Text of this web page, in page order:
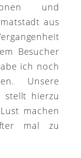
und
aus
Besucher
ich noch
Unsere
stellt hierzu
machen
mal zu